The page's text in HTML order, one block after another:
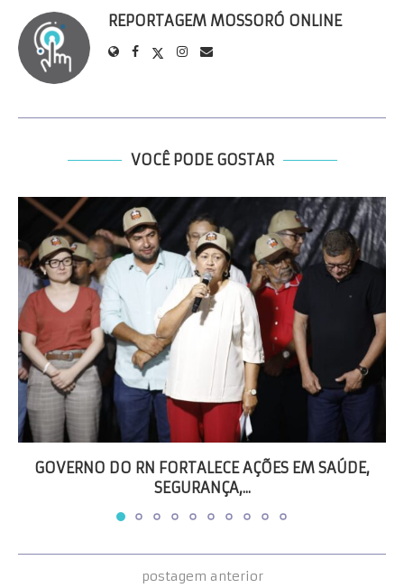
REPORTAGEM MOSSORÓ ONLINE
VOCÊ PODE GOSTAR
GOVERNO DO RN FORTALECE AÇÕES EM SAÚDE,
SEGURANÇA,...
postagem anterior